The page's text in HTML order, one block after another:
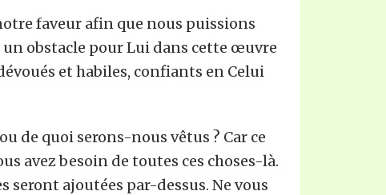
faveur afin que nous puissions
un obstacle pour Lui dans cette œuvre
et habiles, confiants en Celui
de quoi serons-nous vêtus ? Car ce
avez besoin de toutes ces choses-là.
seront ajoutées par-dessus. Ne vous